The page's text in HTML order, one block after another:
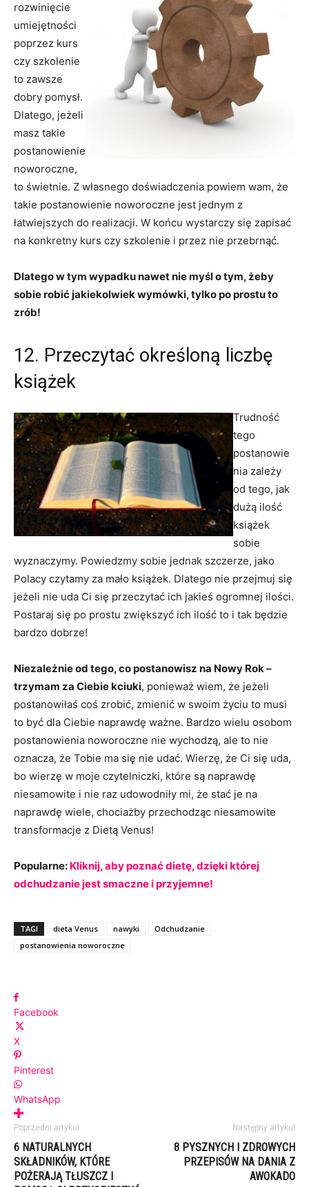
rozwinięcie
umiejętności
poprzez kurs
czy szkolenie
to zawsze
dobry pomysł.
Dlatego, jeżeli
masz takie
postanowienie
noworoczne,
to świetnie. Z własnego doświadczenia powiem wam, że
takie postanowienie noworoczne jest jednym z
łatwiejszych do realizacji. W końcu wystarczy się zapisać
na konkretny kurs czy szkolenie i przez nie przebrnąć.
Dlatego w tym wypadku nawet nie myśl o tym, żeby
sobie robić jakiekolwiek wymówki, tylko po prostu to
zrób!
12. Przeczytać określoną liczbę
książek
Trudność
tego
postanowie
nia zależy
od tego, jak
dużą ilość
książek
sobie
wyznaczymy. Powiedzmy sobie jednak szczerze, jako
Polacy czytamy za mało książek. Dlatego nie przejmuj się
jeżeli nie uda Ci się przeczytać ich jakieś ogromnej ilości.
Postaraj się po prostu zwiększyć ich ilość to i tak będzie
bardzo dobrze!
Niezależnie od tego, co postanowisz na Nowy Rok –
trzymam za Ciebie kciuki, ponieważ wiem, że jeżeli
postanowiłaś coś zrobić, zmienić w swoim życiu to musi
to być dla Ciebie naprawdę ważne. Bardzo wielu osobom
postanowienia noworoczne nie wychodzą, ale to nie
oznacza, że Tobie ma się nie udać. Wierzę, że Ci się uda,
bo wierzę w moje czytelniczki, które są naprawdę
niesamowite i nie raz udowodniły mi, że stać je na
naprawdę wiele, chociażby przechodząc niesamowite
transformacje z Dietą Venus!
Popularne: Kliknij, aby poznać dietę, dzięki której
odchudzanie jest smaczne i przyjemne!
TAGI dieta Venus nawyki
Odchudzanie
postanowienia noworoczne
Facebook
X
Pinterest
WhatsApp
Poprzedni artykuł
6 NATURALNYCH
SKŁADNIKÓW, KTÓRE
POŻERAJĄ TŁUSZCZ I
Następny artykuł
8 PYSZNYCH I ZDROWYCH
PRZEPISÓW NA DANIA Z
AWOKADO